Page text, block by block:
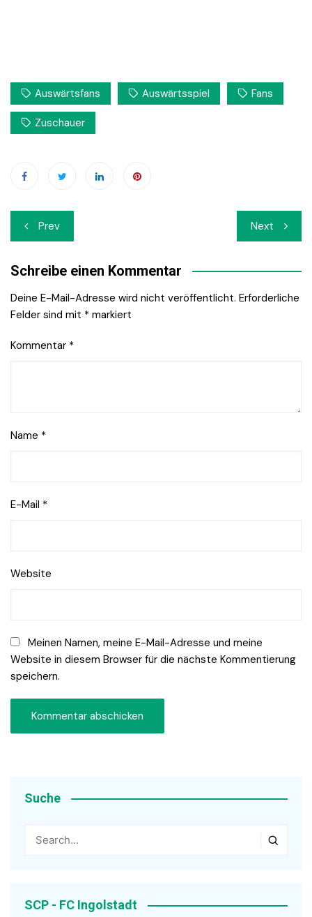
Auswärtsfans Auswärtsspiel Fans
Zuschauer
Beitrags-
Navigation
Prev Next
Schreibe einen Kommentar
Deine E-Mail-Adresse wird nicht veröffentlicht. Erforderliche
Felder sind mit * markiert
Kommentar *
Name *
E-Mail *
Website
Meinen Namen, meine E-Mail-Adresse und meine
Website in diesem Browser für die nächste Kommentierung
speichern.
Suche
SCP - FC Ingolstadt